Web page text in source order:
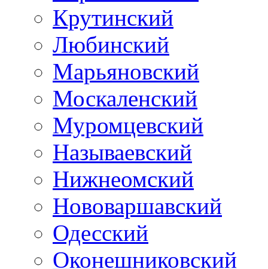
Крутинский
Любинский
Марьяновский
Москаленский
Муромцевский
Называевский
Нижнеомский
Нововаршавский
Одесский
Оконешниковский